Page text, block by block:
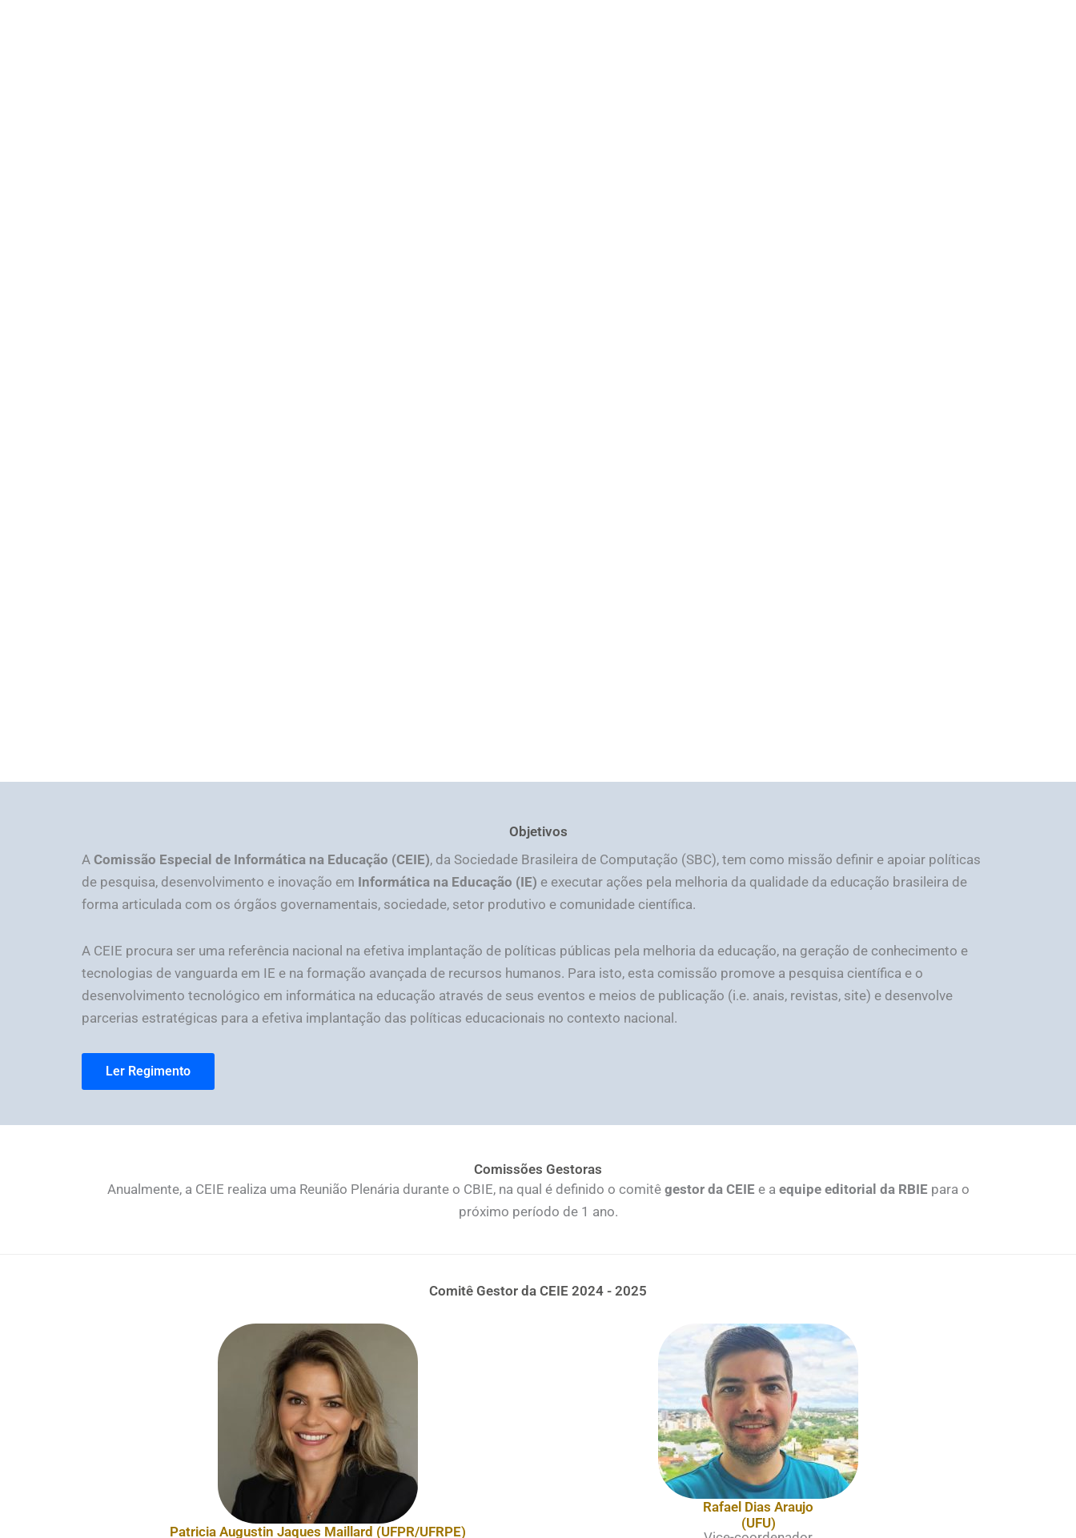
Objetivos
A Comissão Especial de Informática na Educação (CEIE), da Sociedade Brasileira de Computação (SBC), tem como missão definir e apoiar políticas
de pesquisa, desenvolvimento e inovação em Informática na Educação (IE) e executar ações pela melhoria da qualidade da educação brasileira de
forma articulada com os órgãos governamentais, sociedade, setor produtivo e comunidade científica.
A CEIE procura ser uma referência nacional na efetiva implantação de políticas públicas pela melhoria da educação, na geração de conhecimento e
tecnologias de vanguarda em IE e na formação avançada de recursos humanos. Para isto, esta comissão promove a pesquisa científica e o
desenvolvimento tecnológico em informática na educação através de seus eventos e meios de publicação (i.e. anais, revistas, site) e desenvolve
parcerias estratégicas para a efetiva implantação das políticas educacionais no contexto nacional.
Ler Regimento
Comissões Gestoras
Anualmente, a CEIE realiza uma Reunião Plenária durante o CBIE, na qual é definido o comitê gestor da CEIE e a equipe editorial da RBIE para o
próximo período de 1 ano.​
Comitê Gestor da CEIE 2024 - 2025
Patricia Augustin Jaques Maillard (UFPR/UFRPE)
Rafael Dias Araujo
(UFU)